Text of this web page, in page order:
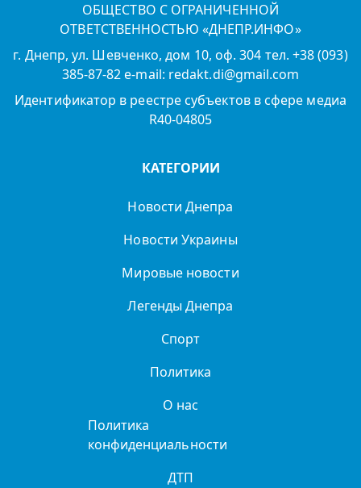
ОБЩЕСТВО С ОГРАНИЧЕННОЙ
ОТВЕТСТВЕННОСТЬЮ «ДНЕПР.ИНФО»
г. Днепр, ул. Шевченко, дом 10, оф. 304 тел. +38 (093)
385-87-82 e-mail: redakt.di@gmail.com
Идентификатор в реестре субъектов в сфере медиа
R40-04805
КАТЕГОРИИ
Новости Днепра
Новости Украины
Мировые новости
Легенды Днепра
Спорт
Политика
О нас
Политика
конфиденциальности
ДТП